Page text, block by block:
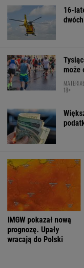
16-
może
18+
IMGW pokazał nową
prognozę. Upały
wracają do Polski